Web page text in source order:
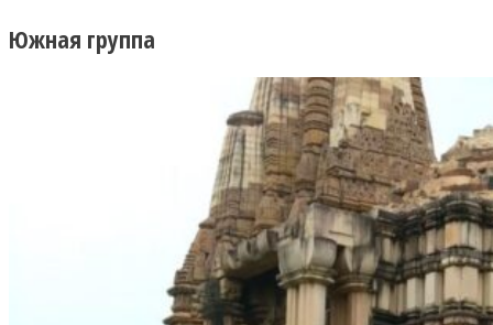
Южная группа